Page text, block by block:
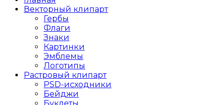
Векторный клипарт
Гербы
Флаги
Знаки
Картинки
Эмблемы
Логотипы
Растровый клипарт
PSD-исходники
Бейджи